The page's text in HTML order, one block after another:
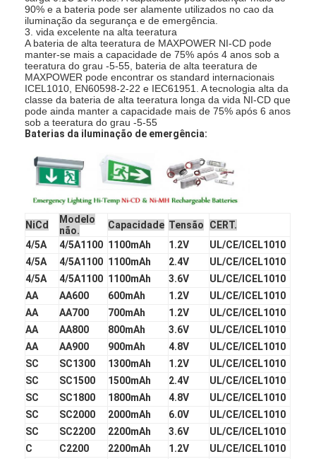
As baterias recarregáveis NiMH
NiCd recarregáveis
LCD Carregador de Bateria
baterias de NiMH
Baterias NiCd
packs de bateria de íon de lítio
bateria recarregável lanterna
bateria da iluminação de emergência
Bateria de Li Mno2
Bateria de Li Socl2
bateria de carro híbrido
90% e a bateria pode ser alamente utilizados no cao da
iluminação da segurança e de emergência.
3. vida excelente na alta teeratura
A bateria de alta teeratura de MAXPOWER NI-CD pode
manter-se mais a capacidade de 75% após 4 anos sob a
teeratura do grau -5-55, bateria de alta teeratura de
MAXPOWER pode encontrar os standard internacionais
ICEL1010, EN60598-2-22 e IEC61951. A tecnologia alta da
classe da bateria de alta teeratura longa da vida NI-CD que
pode ainda manter a capacidade mais de 75% após 6 anos
sob a teeratura do grau -5-55
Baterias da iluminação de emergência:
NiCd
Modelo
não.
Capacidade Tensão
CERT.
4/5A
4/5A1100 1100mAh 1.2V
UL/CE/ICEL1010
4/5A
4/5A1100 1100mAh 2.4V
UL/CE/ICEL1010
4/5A
4/5A1100 1100mAh 3.6V
UL/CE/ICEL1010
AA
AA600 600mAh 1.2V
UL/CE/ICEL1010
AA
AA700 700mAh 1.2V
UL/CE/ICEL1010
AA
AA800 800mAh 3.6V
UL/CE/ICEL1010
AA
AA900 900mAh 4.8V
UL/CE/ICEL1010
SC
SC1300 1300mAh 1.2V
UL/CE/ICEL1010
SC
SC1500 1500mAh 2.4V
UL/CE/ICEL1010
SC
SC1800 1800mAh 4.8V
UL/CE/ICEL1010
SC
SC2000 2000mAh 6.0V
UL/CE/ICEL1010
SC
SC2200 2200mAh 3.6V
UL/CE/ICEL1010
C
C2200 2200mAh 1.2V
UL/CE/ICEL1010